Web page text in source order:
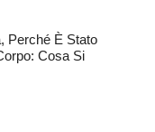
Perché È Stato
Cosa Si